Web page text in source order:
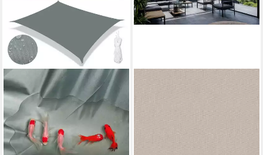
DREKU
Sparren, 3.000 mm Länge
(46,63 €/ 1 m)